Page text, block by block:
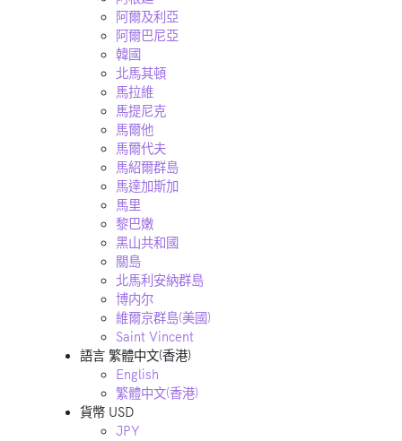
阿爾及利亞
阿爾巴尼亞
韓國
北馬其頓
馬拉維
馬提尼克
馬爾他
馬爾代夫
馬紹爾群島
馬達加斯加
馬里
黎巴嫩
黑山共和國
關島
北馬利安納群島
博内尔
維爾京群島(美國)
Saint Vincent
語言 繁體中文(香港)
English
繁體中文(香港)
貨幣 USD
JPY